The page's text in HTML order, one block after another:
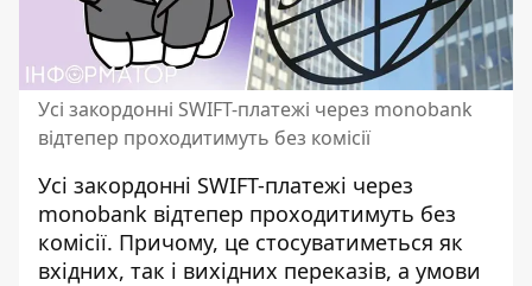
Усі закордонні SWIFT-платежі через monobank
відтепер проходитимуть без комісії
Усі закордонні SWIFT-платежі через
monobank відтепер проходитимуть без
комісії. Причому, це стосуватиметься як
вхідних, так і вихідних переказів, а умови